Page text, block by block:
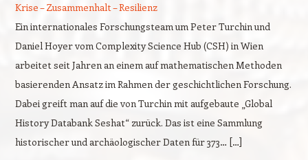
Krise – Zusammenhalt – Resilienz
Ein internationales Forschungsteam um Peter Turchin und
Daniel Hoyer vom Complexity Science Hub (CSH) in Wien
arbeitet seit Jahren an einem auf mathematischen Methoden
basierenden Ansatz im Rahmen der geschichtlichen Forschung.
Dabei greift man auf die von Turchin mit aufgebaute „Global
History Databank Seshat“ zurück. Das ist eine Sammlung
historischer und archäologischer Daten für 373… […]